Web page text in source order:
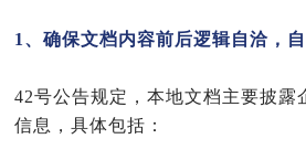
1、确保文档内容前后逻辑自洽，
42号公告规定，本地文档主要披露
信息，具体包括：